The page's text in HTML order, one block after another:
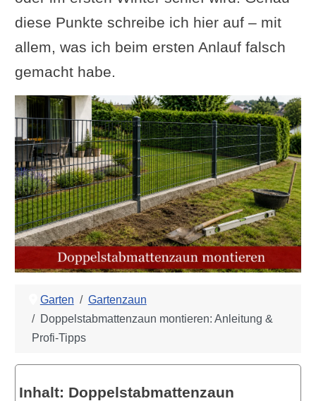
diese Punkte schreibe ich hier auf – mit
allem, was ich beim ersten Anlauf falsch
gemacht habe.
Garten
Gartenzaun
Doppelstabmattenzaun montieren: Anleitung &
Profi-Tipps
Inhalt: Doppelstabmattenzaun